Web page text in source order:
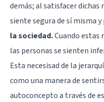
demás; al satisfacer dichas
siente segura de sí misma y
la sociedad.Cuando estas
las personas se sienten
Esta necesisad de la
como una manera de
autoconcepto a través de